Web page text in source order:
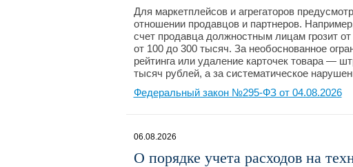
Для маркетплейсов и агрегаторов
отношении продавцов и партнеров.
счет продавца должностным лицам грозит
от 100 до 300 тысяч. За необоснованное
рейтинга или удаление карточек товара —
тысяч рублей, а за систематическое
Федеральный закон №295-ФЗ от 04.08.2026
06.08.2026
О порядке учета расходов на